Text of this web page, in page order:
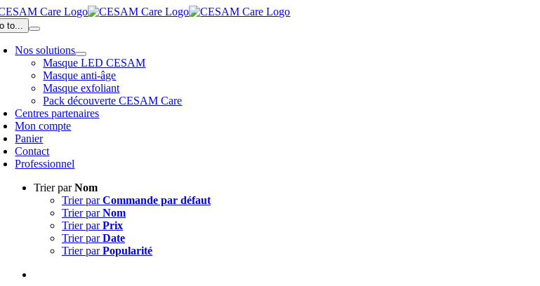
Passer
au
contenu
to...
Nos solutions
Masque LED CESAM
Masque anti-âge
Masque exfoliant
Pack découverte CESAM Care
Centres partenaires
Mon compte
Panier
Contact
Professionnel
Trier parNom
Trier parCommande par défaut
Trier parNom
Trier parPrix
Trier parDate
Trier parPopularité